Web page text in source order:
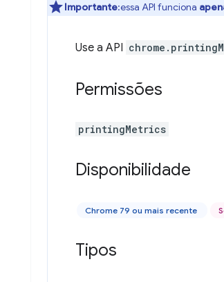
Importante:essa API funciona
Use a API
Permissões
printingMetrics
Disponibilidade
Chrome 79 ou mais recente
Tipos